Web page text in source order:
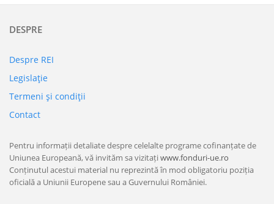
DESPRE
Despre REI
Legislaţie
Termeni şi condiţii
Contact
Pentru informații detaliate despre celelalte programe cofinanțate de
Uniunea Europeană, vă invităm sa vizitațiwww.fonduri-ue.ro
Conținutul acestui material nu reprezintă în mod obligatoriu poziția
oficială a Uniunii Europene sau a Guvernului României.